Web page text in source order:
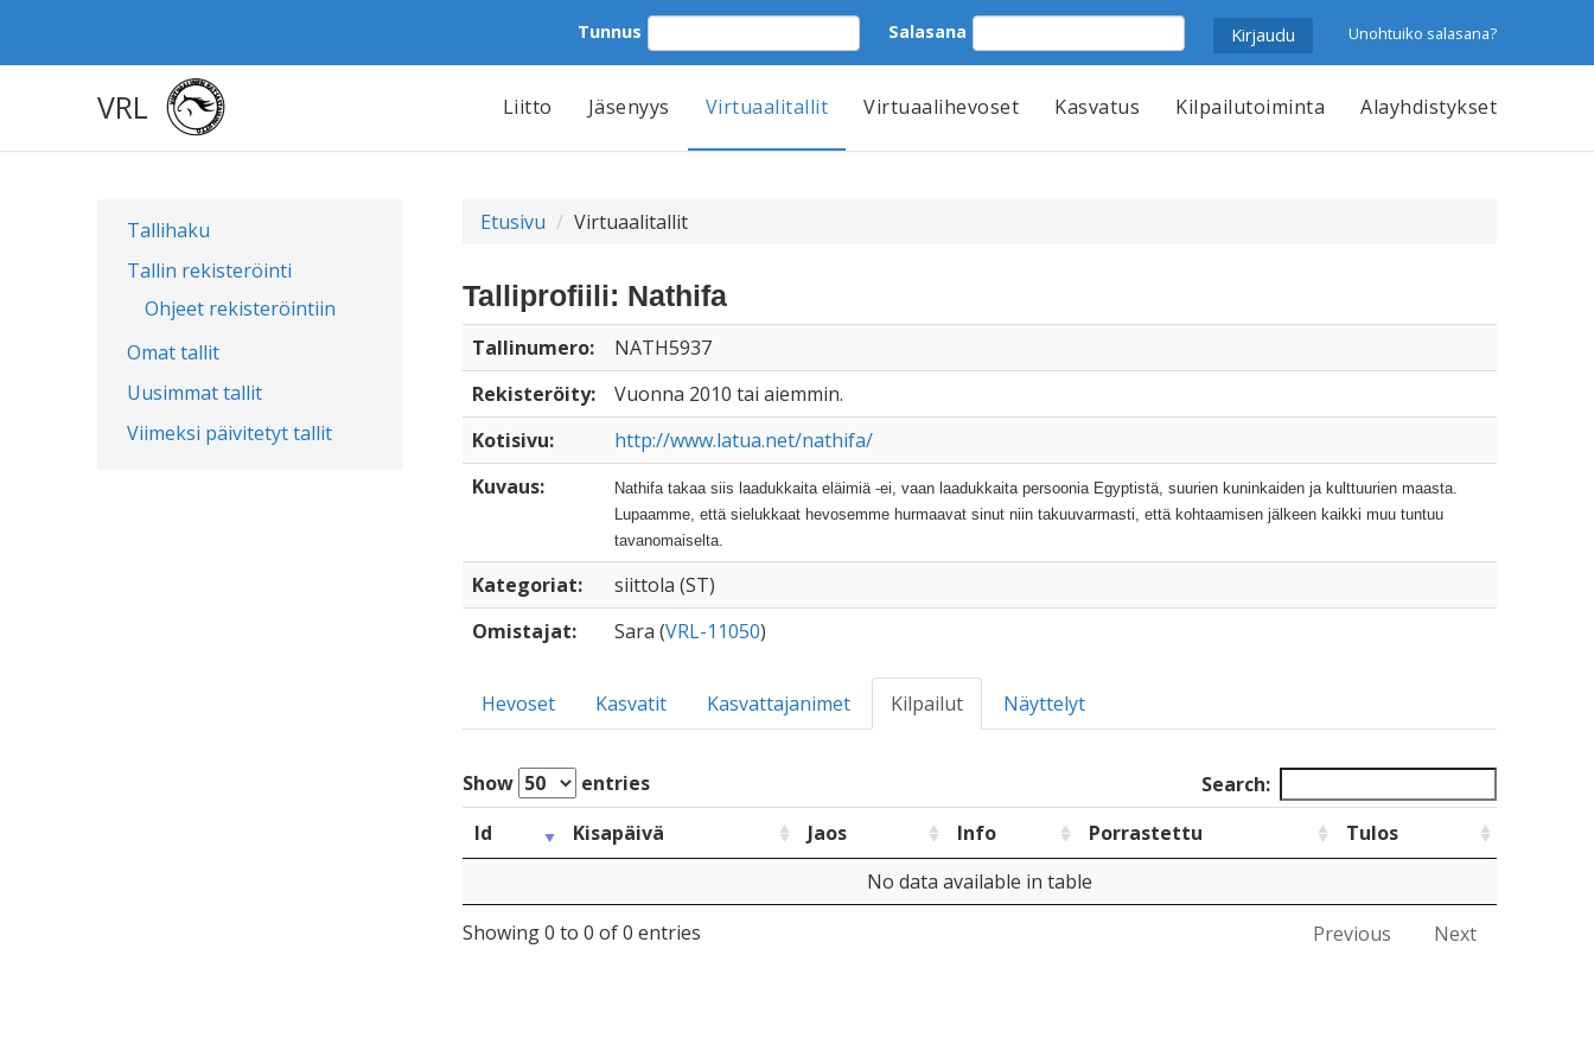
Tunnus Salasana Unohtuiko salasana?
VRL Liitto Jäsenyys Virtuaalitallit Virtuaalihevoset Kasvatus Kilpailutoiminta Alayhdistykset
Tallihaku
Tallin rekisteröinti
Ohjeet rekisteröintiin
Omat tallit
Uusimmat tallit
Viimeksi päivitetyt tallit
Etusivu Virtuaalitallit
Talliprofiili: Nathifa
Tallinumero:
NATH5937
Rekisteröity:
Vuonna 2010 tai aiemmin.
Kotisivu:
http://www.latua.net/nathifa/
Kuvaus:
Nathifa takaa siis laadukkaita eläimiä -ei, vaan laadukkaita persoonia Egyptistä, suurien kuninkaiden ja kulttuurien maasta.
Lupaamme, että sielukkaat hevosemme hurmaavat sinut niin takuuvarmasti, että kohtaamisen jälkeen kaikki muu tuntuu
tavanomaiselta.
Kategoriat:
siittola (ST)
Omistajat:
Sara (VRL-11050)
Hevoset Kasvatit Kasvattajanimet Kilpailut Näyttelyt
Show entries
Search:
Id
Kisapäivä Jaos Info Porrastettu
Tulos
No data available in table
Showing 0 to 0 of 0 entries
Previous Next